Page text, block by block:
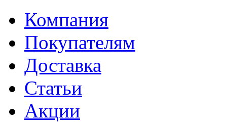
Компания
Покупателям
Доставка
Статьи
Акции